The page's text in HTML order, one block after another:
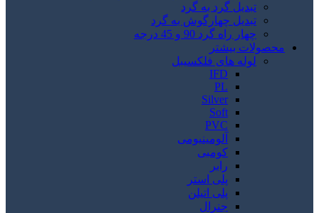
تبدیل گرد به گرد
تبدیل چهارگوش به گرد
چهار راه گرد 90 و 45 درجه
محصولات بیشتر
لوله های فلکسیبل
IFD
PL
Silver
Soft
PVC
آلومینیومی
کومبی
رابر
پلی استر
پلی اتیلن
جنرال